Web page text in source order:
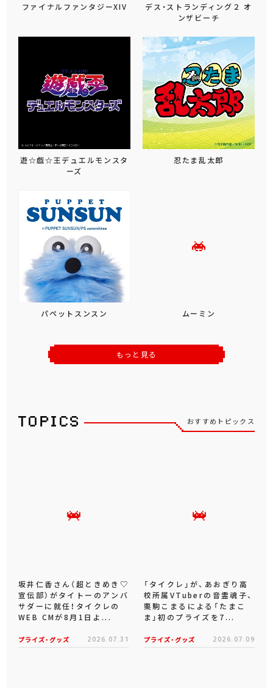
ファイナルファンタジーXIV
デス・ストランディング２ オ
ンザビーチ
遊☆戯☆王デュエルモンスタ
ーズ
忍たま乱太郎
パペットスンスン ムーミン
もっと見る
おすすめトピックス
坂井仁香さん（超ときめき♡
宣伝部）がタイトーのアンバ
サダーに就任！タイクレの
WEB CMが8月1日よ...
プライズ・グッズ 2026.07.31
「タイクレ」が、あおぎり高
校所属VTuberの音霊魂子、
栗駒こまるによる「たまこ
ま」初のプライズを7...
プライズ・グッズ 2026.07.09